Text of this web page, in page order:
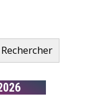
Rechercher